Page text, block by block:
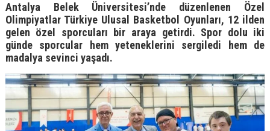
Antalya Belek Üniversitesi’nde düzenlenen Özel
Olimpiyatlar Türkiye Ulusal Basketbol Oyunları, 12 ilden
gelen özel sporcuları bir araya getirdi. Spor dolu iki
günde sporcular hem yeteneklerini sergiledi hem de
madalya sevinci yaşadı.